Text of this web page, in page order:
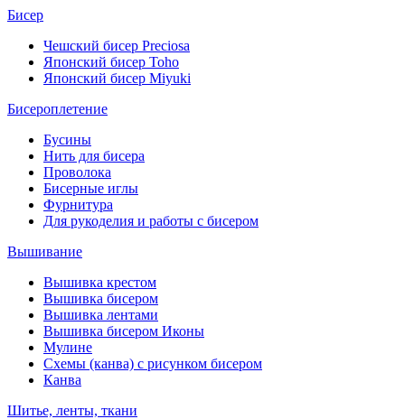
Бисер
Чешский бисер Preciosa
Японский бисер Toho
Японский бисер Miyuki
Бисероплетение
Бусины
Нить для бисера
Проволока
Бисерные иглы
Фурнитура
Для рукоделия и работы с бисером
Вышивание
Вышивка крестом
Вышивка бисером
Вышивка лентами
Вышивка бисером Иконы
Мулине
Схемы (канва) с рисунком бисером
Канва
Шитье, ленты, ткани